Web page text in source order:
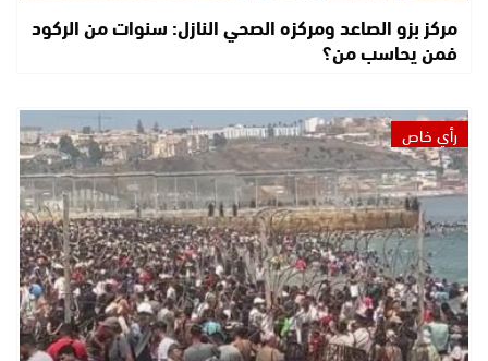
مركز بزو الصاعد ومركزه الصحي النازل: سنوات من الركود
فمن يحاسب من؟
رأي خاص